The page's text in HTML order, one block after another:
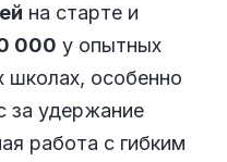
на старте и
000 у опытных
школах, особенно
за удержание
работа с гибким